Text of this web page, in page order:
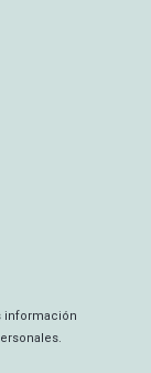
información